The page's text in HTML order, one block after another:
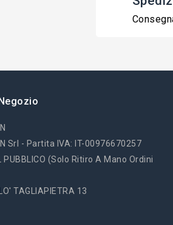
Srl - Partita IVA: IT-00976670257
PUBBLICO (solo Ritiro A Mano Ordini
TAGLIAPIETRA 13